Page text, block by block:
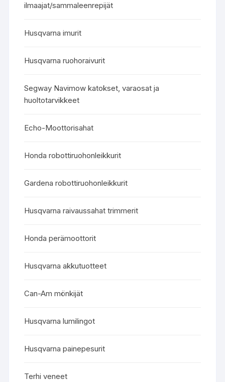
ilmaajat/sammaleenrepijät
Husqvarna imurit
Husqvarna ruohoraivurit
Segway Navimow katokset, varaosat ja
huoltotarvikkeet
Echo-Moottorisahat
Honda robottiruohonleikkurit
Gardena robottiruohonleikkurit
Husqvarna raivaussahat trimmerit
Honda perämoottorit
Husqvarna akkutuotteet
Can-Am mönkijät
Husqvarna lumilingot
Husqvarna painepesurit
Terhi veneet